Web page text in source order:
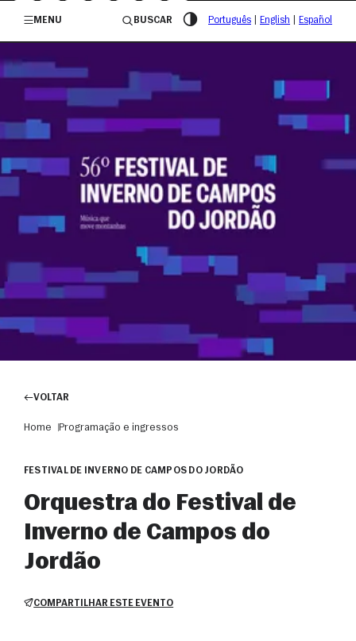
/governosp
MENU
BUSCAR Português English Español
VOLTAR
Home Programação e ingressos
FESTIVAL DE INVERNO DE CAMPOS DO JORDÃO
Orquestra do Festival de
Inverno de Campos do
Jordão
COMPARTILHAR ESTE EVENTO